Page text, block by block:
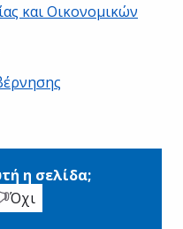
και Οικονομικών
η σελίδα;
Όχι